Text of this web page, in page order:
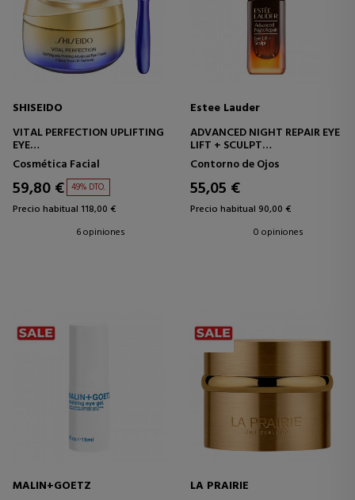
SHISEIDO
VITAL PERFECTION UPLIFTING
EYE
CREMA CONTORNO DE OJOS
Cosmética Facial
59,80 € 49% DTO.
Precio habitual 118,00 €
6 opiniones
Estee Lauder
ADVANCED NIGHT REPAIR EYE
LIFT + SCULPT
TRATAMIENTO REAFIRMANTE
CONTORNO DE OJOS
Contorno de Ojos
55,05 €
Precio habitual 90,00 €
0 opiniones
MALIN+GOETZ
LA PRAIRIE